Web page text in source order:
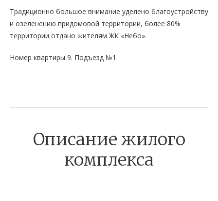
Традиционно большое внимание уделено благоустройству
и озеленению придомовой территории, более 80%
территории отдано жителям ЖК «Небо».
Номер квартиры 9. Подъезд №1.
Описание жилого
комплекса